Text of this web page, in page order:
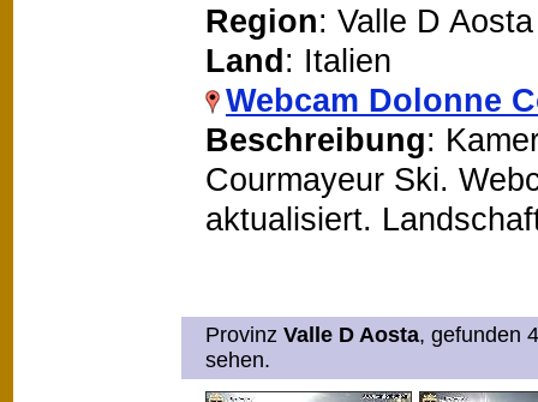
Region: Valle D Aosta
Land: Italien
Webcam Dolonne
Beschreibung:
Courmayeur Ski.
aktualisiert.
Provinz Valle D Aosta, gefunden
sehen.